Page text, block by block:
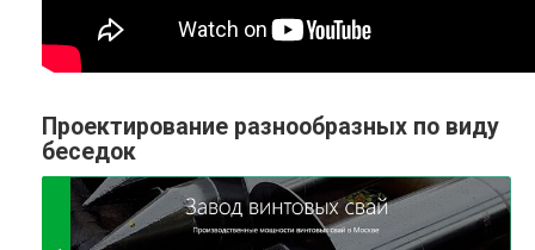
Проектирование разнообразных по виду
беседок